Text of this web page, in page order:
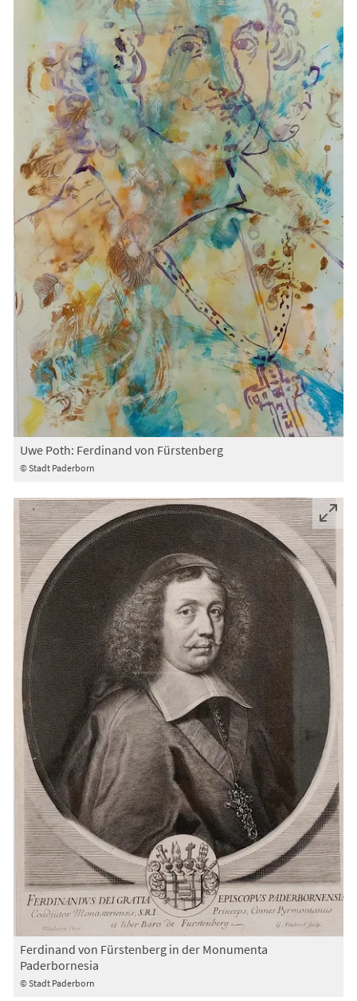
© Stadt Paderborn
Uwe Poth: Ferdinand von Fürstenberg
© Stadt Paderborn
Ferdinand von Fürstenberg in der Monumenta
Paderbornesia